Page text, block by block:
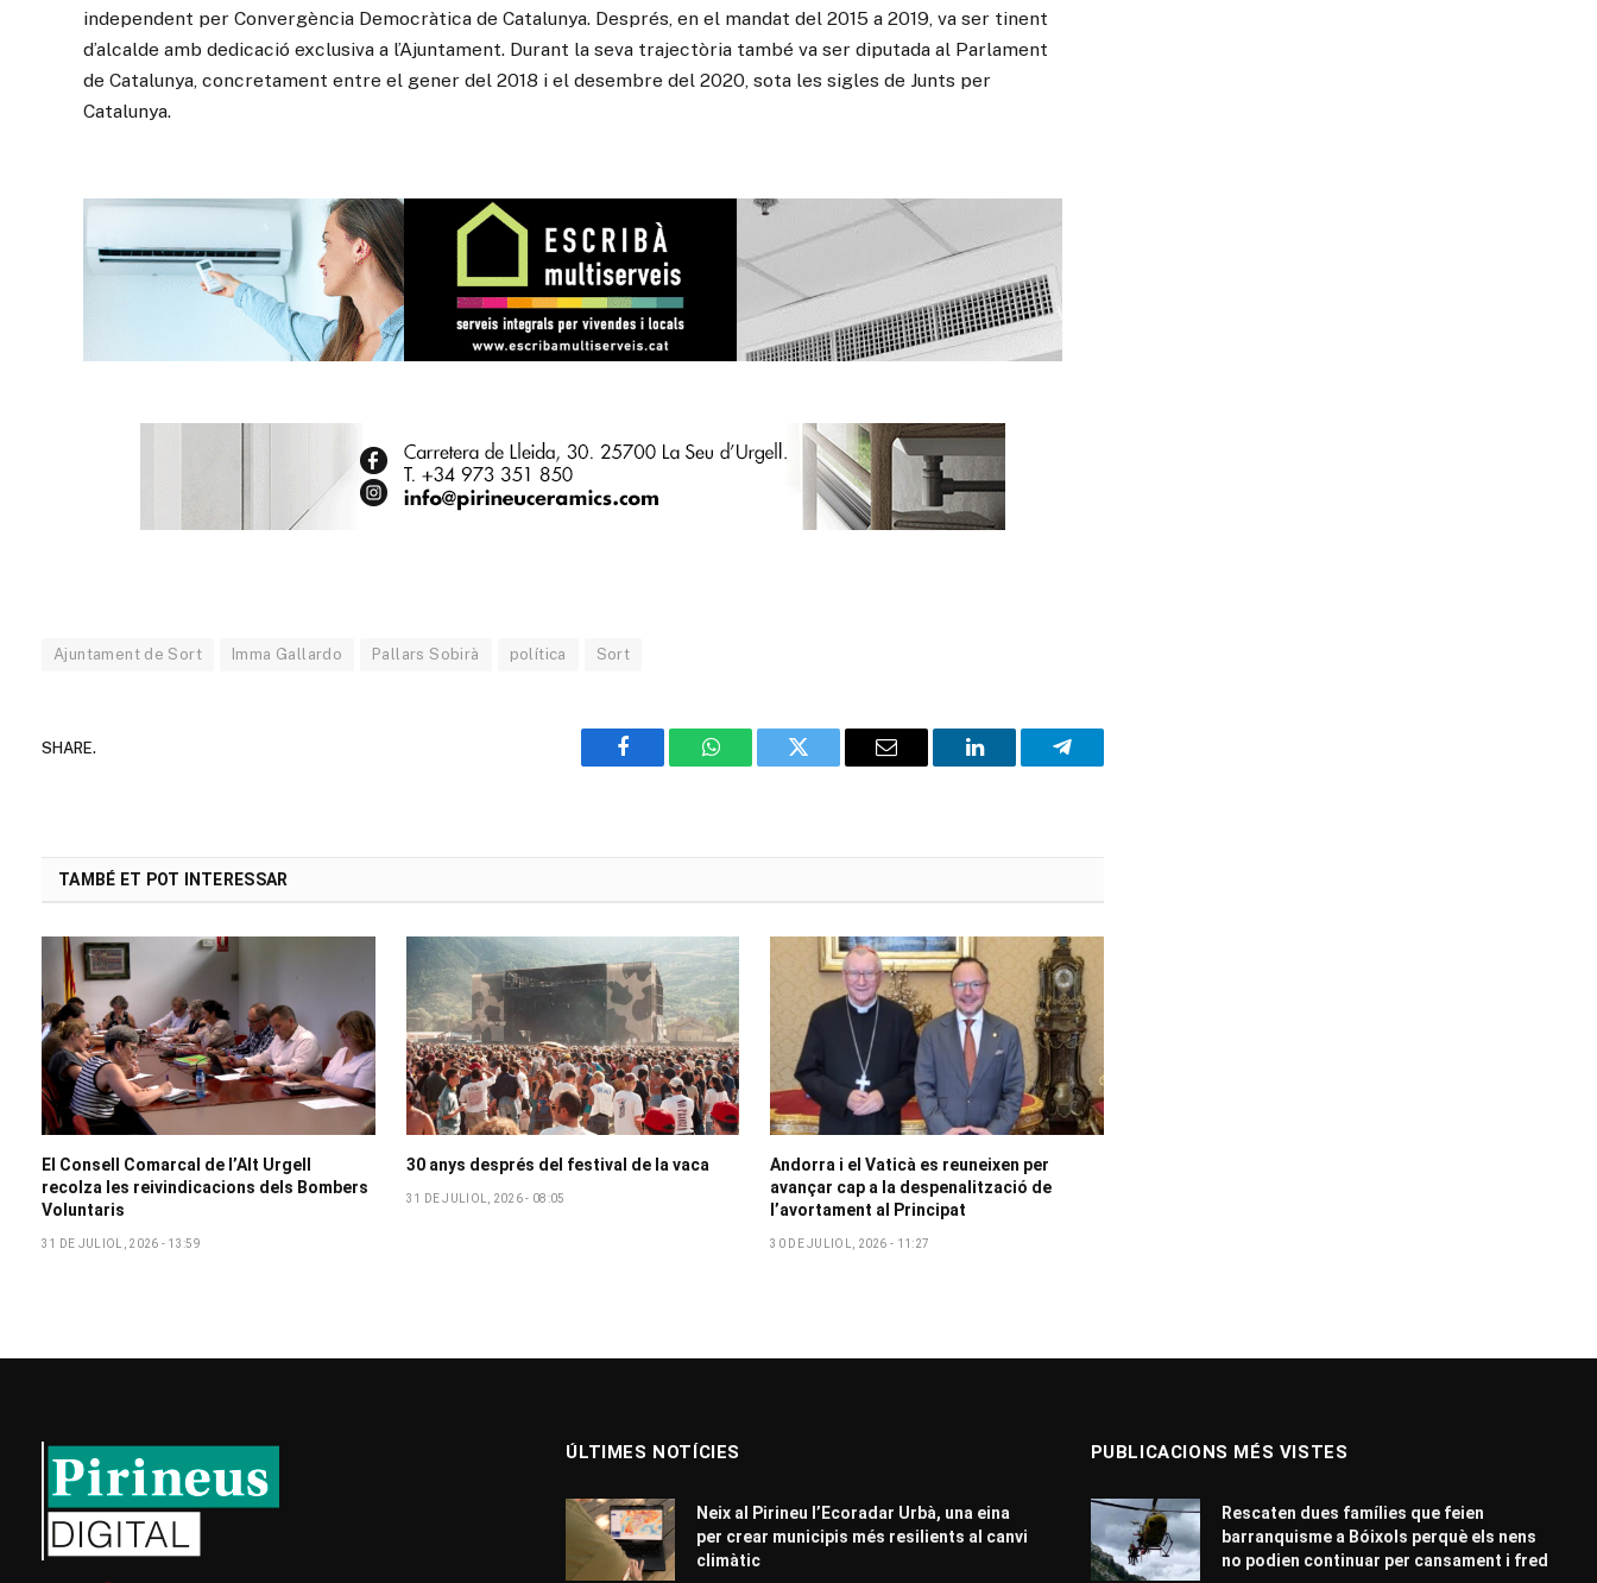
independent per Convergència Democràtica de Catalunya. Després, en el mandat del 2015 a 2019, va ser tinent
d’alcalde amb dedicació exclusiva a l’Ajuntament. Durant la seva trajectòria també va ser diputada al Parlament
de Catalunya, concretament entre el gener del 2018 i el desembre del 2020, sota les sigles de Junts per
Catalunya.
Ajuntament de Sort Imma Gallardo Pallars Sobirà política Sort
SHARE.
Facebook WhatsAppTwitter Email LinkedIn Telegram
TAMBÉ ET POT INTERESSAR
El Consell Comarcal de l’Alt Urgell
recolza les reivindicacions dels Bombers
Voluntaris
31 DE JULIOL, 2026 - 13:59
30 anys després del festival de la vaca
31 DE JULIOL, 2026 - 08:05
Andorra i el Vaticà es reuneixen per
avançar cap a la despenalització de
l’avortament al Principat
30 DE JULIOL, 2026 - 11:27
ÚLTIMES NOTÍCIES
Neix al Pirineu l’Ecoradar Urbà, una eina
per crear municipis més resilients al canvi
climàtic
PUBLICACIONS MÉS VISTES
Rescaten dues famílies que feien
barranquisme a Bóixols perquè els nens
no podien continuar per cansament i fred